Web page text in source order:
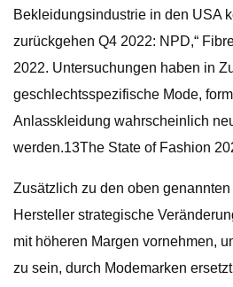
Bekleidungsindustrie in den USA
zurückgehen Q4 2022: NPD,“
2022. Untersuchungen haben in
geschlechtsspezifische Mode,
Anlasskleidung wahrscheinlich
werden.13The State of Fashion
Zusätzlich zu den oben
Hersteller strategische
mit höheren Margen vornehmen,
zu sein, durch Modemarken